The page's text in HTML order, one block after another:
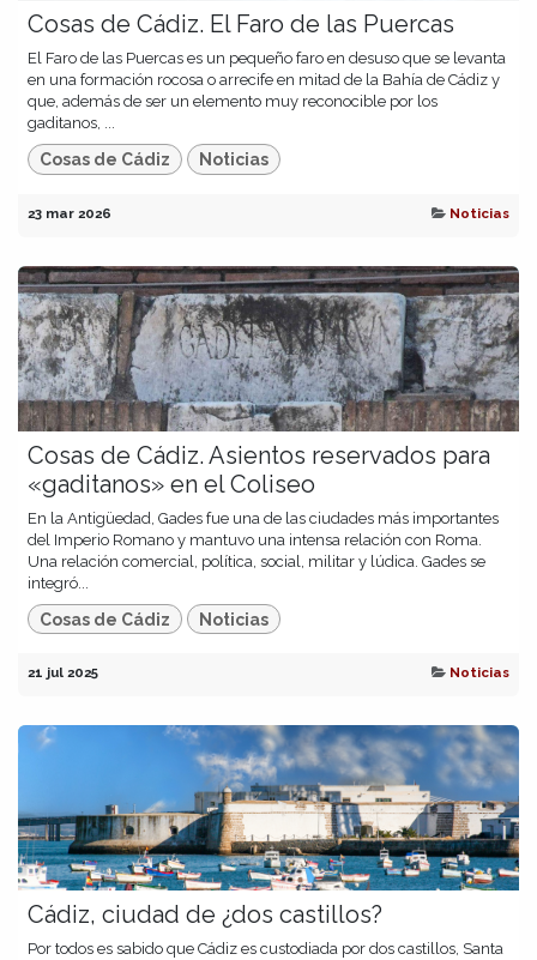
Cosas de Cádiz. El Faro de las Puercas
El Faro de las Puercas es un pequeño faro en desuso que se levanta
en una formación rocosa o arrecife en mitad de la Bahía de Cádiz y
que, además de ser un elemento muy reconocible por los
gaditanos, ...
Cosas de Cádiz Noticias
23 mar 2026 Noticias
Cosas de Cádiz. Asientos reservados para
«gaditanos» en el Coliseo
En la Antigüedad, Gades fue una de las ciudades más importantes
del Imperio Romano y mantuvo una intensa relación con Roma.
Una relación comercial, política, social, militar y lúdica. Gades se
integró...
Cosas de Cádiz Noticias
21 jul 2025 Noticias
Cádiz, ciudad de ¿dos castillos?
Por todos es sabido que Cádiz es custodiada por dos castillos, Santa